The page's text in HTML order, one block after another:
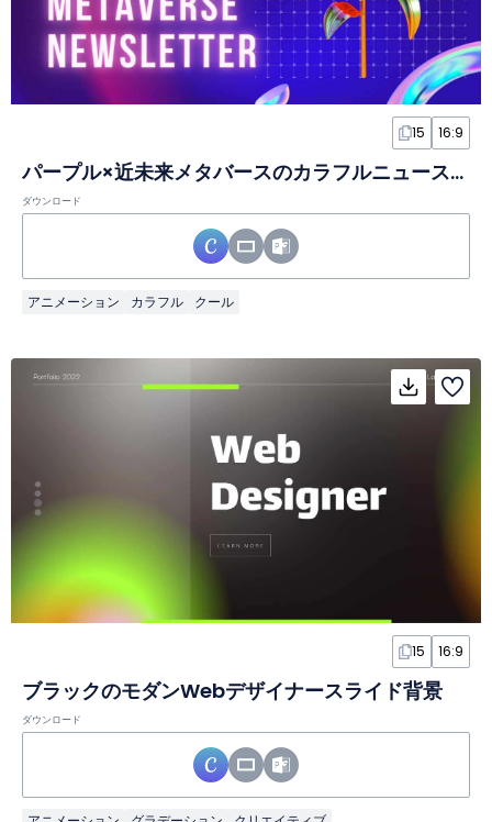
15 16:9
パープル×近未来メタバースのカラフルニュースレタースライド
ダウンロード
アニメーション カラフル クール
15 16:9
ブラックのモダンWebデザイナースライド背景
ダウンロード